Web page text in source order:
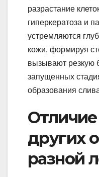
разрастание
гиперкератоза и
устремляются
кожи, формируя
вызывают резкую
запущенных
образования
других
разной